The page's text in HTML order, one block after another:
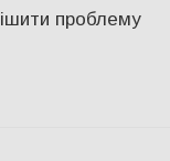
проблему